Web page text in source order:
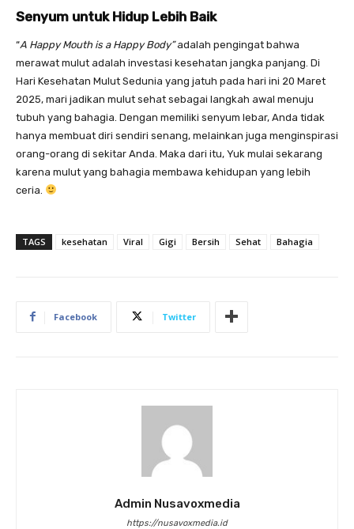
Senyum untuk Hidup Lebih Baik
“A Happy Mouth is a Happy Body”adalah pengingat bahwa
merawat mulut adalah investasi kesehatan jangka panjang. Di
Hari Kesehatan Mulut Sedunia yang jatuh pada hari ini 20 Maret
2025, mari jadikan mulut sehat sebagai langkah awal menuju
tubuh yang bahagia. Dengan memiliki senyum lebar, Anda tidak
hanya membuat diri sendiri senang, melainkan juga menginspirasi
orang-orang di sekitar Anda. Maka dari itu, Yuk mulai sekarang
karena mulut yang bahagia membawa kehidupan yang lebih
ceria.
TAGS kesehatan Viral Gigi Bersih Sehat Bahagia
Facebook Twitter
Admin Nusavoxmedia
https://nusavoxmedia.id